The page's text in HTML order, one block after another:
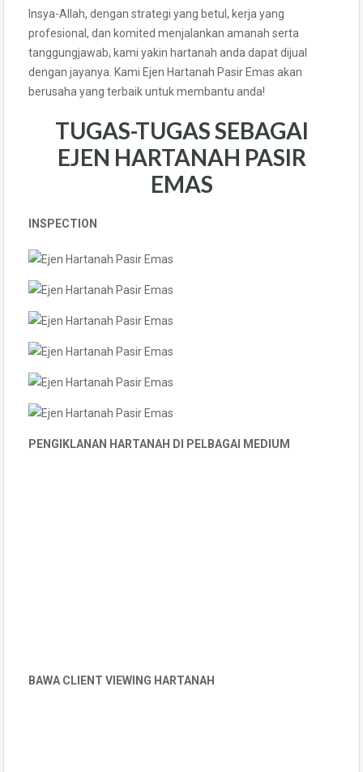
Insya-Allah, dengan strategi yang betul, kerja yang
profesional, dan komited menjalankan amanah serta
tanggungjawab, kami yakin hartanah anda dapat dijual
dengan jayanya. Kami Ejen Hartanah Pasir Emas akan
berusaha yang terbaik untuk membantu anda!
TUGAS-TUGAS SEBAGAI
EJEN HARTANAH PASIR
EMAS
INSPECTION
PENGIKLANAN HARTANAH DI PELBAGAI MEDIUM
BAWA CLIENT VIEWING HARTANAH